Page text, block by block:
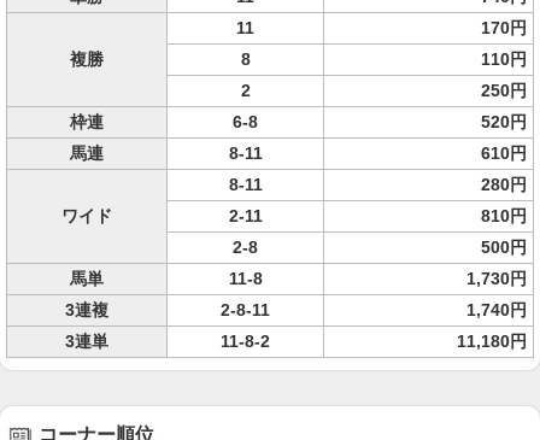
複勝
11
170円
8
110円
2
250円
枠連
6-8
520円
馬連
8-11 610円
ワイド
8-11
280円
2-11
810円
2-8
500円
馬単
11-8
1,730円
3連複
2-8-11
1,740円
3連単
11-8-2 11,180円
コーナー順位